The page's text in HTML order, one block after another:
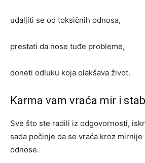
udaljiti se od toksičnih odnosa,
prestati da nose tuđe probleme,
doneti odluku koja olakšava život.
Karma vam vraća mir i
Sve što ste radili iz odgovornosti,
sada počinje da se vraća kroz
odnose.